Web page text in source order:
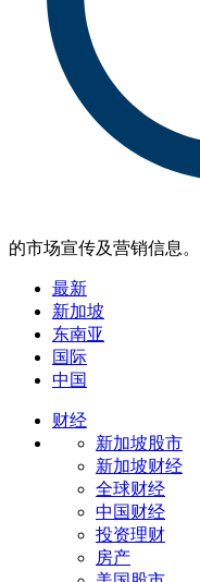
的市场宣传及营销信息。
最新
新加坡
东南亚
国际
中国
财经
新加坡股市
新加坡财经
全球财经
中国财经
投资理财
房产